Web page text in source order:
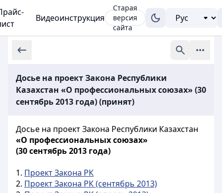
Видеоинструкция
Старая
версия
сайта
Досье на проект Закона Республики
Казахстан «О профессиональных союзах» (30
сентябрь 2013 года) (принят)
Досье на проект Закона Республики Казахстан
«О профессиональных союзах»
(30 сентябрь 2013 года)
1. Проект Закона РК
2. Проект Закона РК (сентябрь 2013)